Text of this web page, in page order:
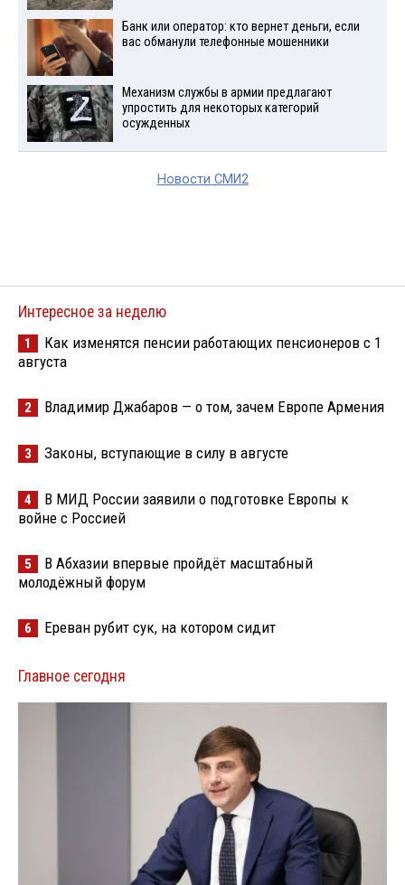
Банк или оператор: кто вернет деньги, если
вас обманули телефонные мошенники
Механизм службы в армии предлагают
упростить для некоторых категорий
осужденных
Новости СМИ2
Интересное за неделю
1
Как изменятся пенсии работающих пенсионеров с 1
августа
2 Владимир Джабаров — о том, зачем Европе Армения
3 Законы, вступающие в силу в августе
4
В МИД России заявили о подготовке Европы к
войне с Россией
5
В Абхазии впервые пройдёт масштабный
молодёжный форум
6 Ереван рубит сук, на котором сидит
Главное сегодня